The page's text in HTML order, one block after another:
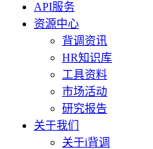
API服务
资源中心
背调资讯
HR知识库
工具资料
市场活动
研究报告
关于我们
关于i背调